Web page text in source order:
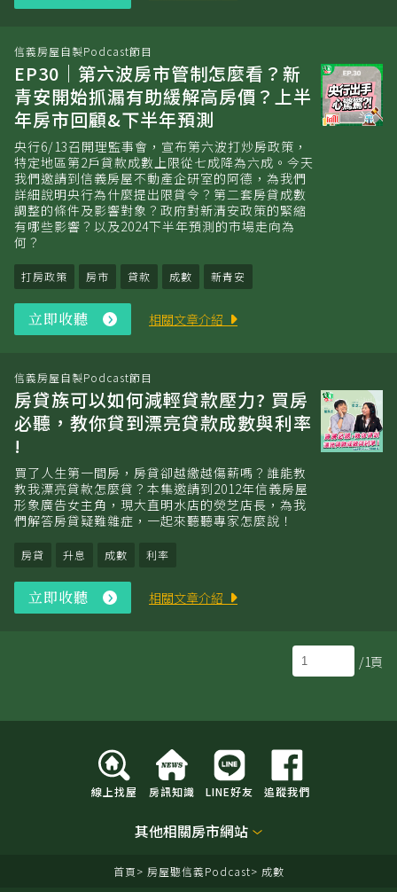
即
信義房屋自製Podcast節目
EP30｜第六波房市管制怎麼看？新
青安開始抓漏有助緩解高房價？上半
年房市回顧&下半年預測
央行6/13召開理監事會，宣布第六波打炒房政策，
特定地區第2戶貸款成數上限從七成降為六成。今天
我們邀請到信義房屋不動產企研室的阿德，為我們
詳細說明央行為什麼提出限貸令？第二套房貸成數
調整的條件及影響對象？政府對新清安政策的緊縮
有哪些影響？以及2024下半年預測的市場走向為
何？
打房政策 房市 貸款 成數 新青安
立即收聽
即
相關文章介紹
信義房屋自製Podcast節目
房貸族可以如何減輕貸款壓力? 買房
必聽，教你貸到漂亮貸款成數與利率
!
買了人生第一間房，房貸卻越繳越傷薪嗎？誰能教
教我漂亮貸款怎麼貸？本集邀請到2012年信義房屋
形象廣告女主角，現大直明水店的熒芝店長，為我
們解答房貸疑難雜症，一起來聽聽專家怎麼說！
房貸 升息 成數 利率
立即收聽
即
相關文章介紹
/1頁
線上找屋 房訊知識 LINE好友 追蹤我們
其他相關房市網站
首頁 房屋聽信義Podcast 成數